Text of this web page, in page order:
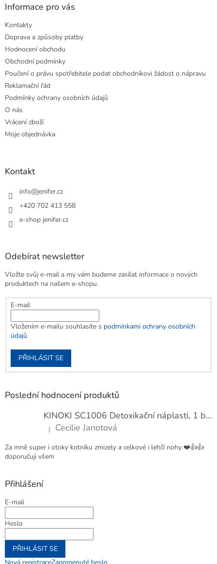
Informace pro vás
Kontakty
Doprava a způsoby platby
Hodnocení obchodu
Obchodní podmínky
Poučení o právu spotřebitele podat obchodníkovi žádost o nápravu
Reklamační řád
Podmínky ochrany osobních údajů
O nás
Vrácení zboží
Moje objednávka
Kontakt
info@jenifer.cz
+420 702 413 558
e-shop jenifer.cz
Odebírat newsletter
Vložte svůj e-mail a my vám budeme zasílat informace o nových
produktech na našem e-shopu.
E-mail
Vložením e-mailu souhlasíte s podmínkami ochrany osobních
údajů
PŘIHLÁSIT SE
Poslední hodnocení produktů
KINOKI SC1006 Detoxikační náplasti, 1 balení - 10 ks
Hodnocení produktu je 4 z 5 hvězdiček.
| Cecilie Janotová
Za mně super i otoky kotníku zmizely a celkové i lehčí nohy ❤️👍👍
doporučuji všem
Přihlášení
E-mail
Heslo
PŘIHLÁSIT SE